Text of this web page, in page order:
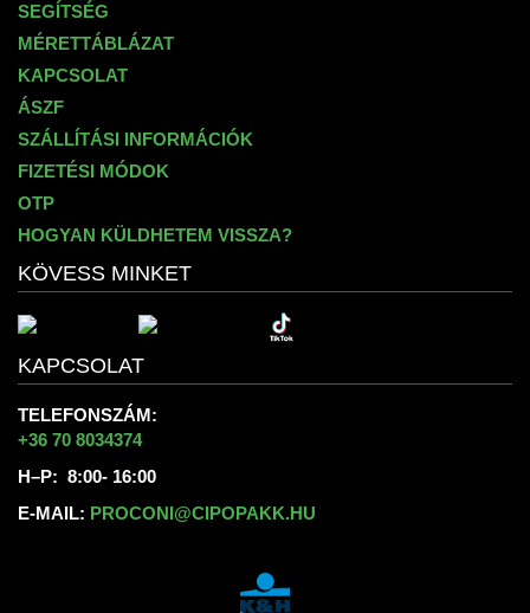
SEGÍTSÉG
MÉRETTÁBLÁZAT
KAPCSOLAT
ÁSZF
SZÁLLÍTÁSI INFORMÁCIÓK
FIZETÉSI MÓDOK
OTP
HOGYAN KÜLDHETEM VISSZA?
KÖVESS MINKET
KAPCSOLAT
TELEFONSZÁM:
+36 70 8034374
H–P: 8:00- 16:00
E-MAIL: PROCONI@CIPOPAKK.HU